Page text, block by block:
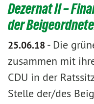
Dezernat II –
der
25.06.18- Die
zusammen mit
CDU in der
Stelle der/des